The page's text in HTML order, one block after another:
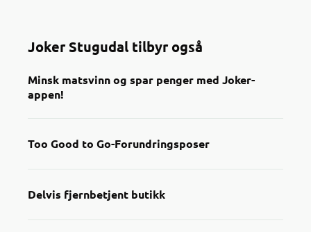
Joker Stugudal tilbyr også
Minsk matsvinn og spar penger med Joker-
appen!
Too Good to Go-Forundringsposer
Delvis fjernbetjent butikk